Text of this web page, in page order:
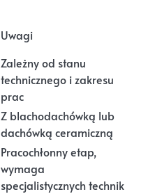
Uwagi
Zależny od stanu
technicznego i zakresu
prac
Z blachodachówką lub
dachówką ceramiczną
Pracochłonny etap,
wymaga
specjalistycznych technik